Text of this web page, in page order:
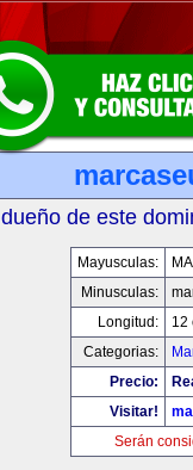
de este
Mayusculas:
Minusculas:
Longitud:
12
Categorias:
Precio:
Visitar!
Serán